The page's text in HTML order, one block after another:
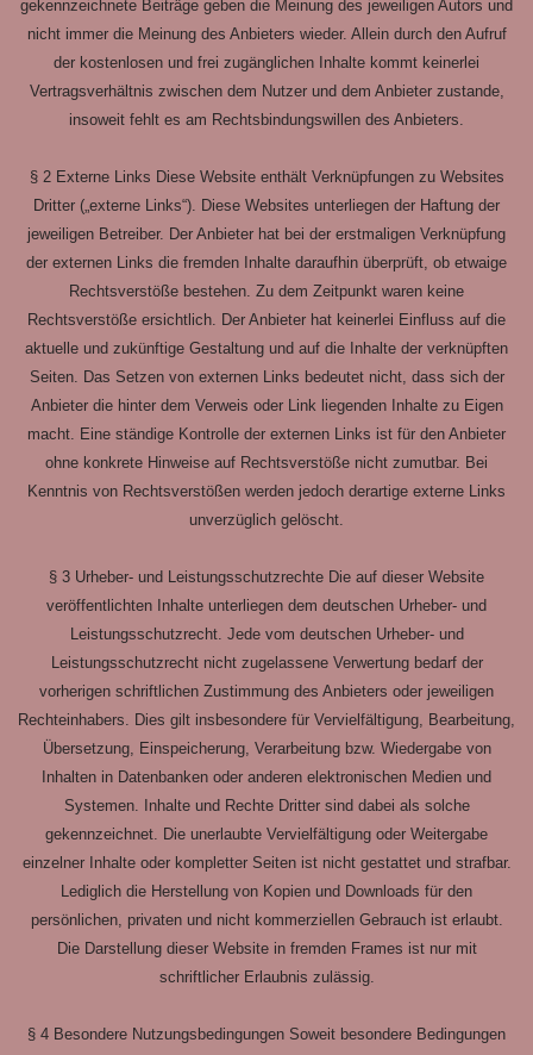
gekennzeichnete Beiträge geben die Meinung des jeweiligen Autors und
nicht immer die Meinung des Anbieters wieder. Allein durch den Aufruf
der kostenlosen und frei zugänglichen Inhalte kommt keinerlei
Vertragsverhältnis zwischen dem Nutzer und dem Anbieter zustande,
insoweit fehlt es am Rechtsbindungswillen des Anbieters.
§ 2 Externe Links Diese Website enthält Verknüpfungen zu Websites
Dritter („externe Links“). Diese Websites unterliegen der Haftung der
jeweiligen Betreiber. Der Anbieter hat bei der erstmaligen Verknüpfung
der externen Links die fremden Inhalte daraufhin überprüft, ob etwaige
Rechtsverstöße bestehen. Zu dem Zeitpunkt waren keine
Rechtsverstöße ersichtlich. Der Anbieter hat keinerlei Einfluss auf die
aktuelle und zukünftige Gestaltung und auf die Inhalte der verknüpften
Seiten. Das Setzen von externen Links bedeutet nicht, dass sich der
Anbieter die hinter dem Verweis oder Link liegenden Inhalte zu Eigen
macht. Eine ständige Kontrolle der externen Links ist für den Anbieter
ohne konkrete Hinweise auf Rechtsverstöße nicht zumutbar. Bei
Kenntnis von Rechtsverstößen werden jedoch derartige externe Links
unverzüglich gelöscht.
§ 3 Urheber- und Leistungsschutzrechte Die auf dieser Website
veröffentlichten Inhalte unterliegen dem deutschen Urheber- und
Leistungsschutzrecht. Jede vom deutschen Urheber- und
Leistungsschutzrecht nicht zugelassene Verwertung bedarf der
vorherigen schriftlichen Zustimmung des Anbieters oder jeweiligen
Rechteinhabers. Dies gilt insbesondere für Vervielfältigung, Bearbeitung,
Übersetzung, Einspeicherung, Verarbeitung bzw. Wiedergabe von
Inhalten in Datenbanken oder anderen elektronischen Medien und
Systemen. Inhalte und Rechte Dritter sind dabei als solche
gekennzeichnet. Die unerlaubte Vervielfältigung oder Weitergabe
einzelner Inhalte oder kompletter Seiten ist nicht gestattet und strafbar.
Lediglich die Herstellung von Kopien und Downloads für den
persönlichen, privaten und nicht kommerziellen Gebrauch ist erlaubt.
Die Darstellung dieser Website in fremden Frames ist nur mit
schriftlicher Erlaubnis zulässig.
§ 4 Besondere Nutzungsbedingungen Soweit besondere Bedingungen